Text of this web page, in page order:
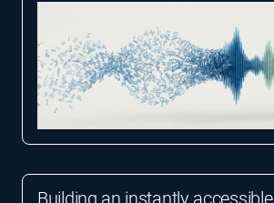
Building an instantly accessible